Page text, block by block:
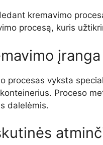
kremavimo
procesą, kuris
įranga
procesas vyksta
Proceso
dalelėmis.